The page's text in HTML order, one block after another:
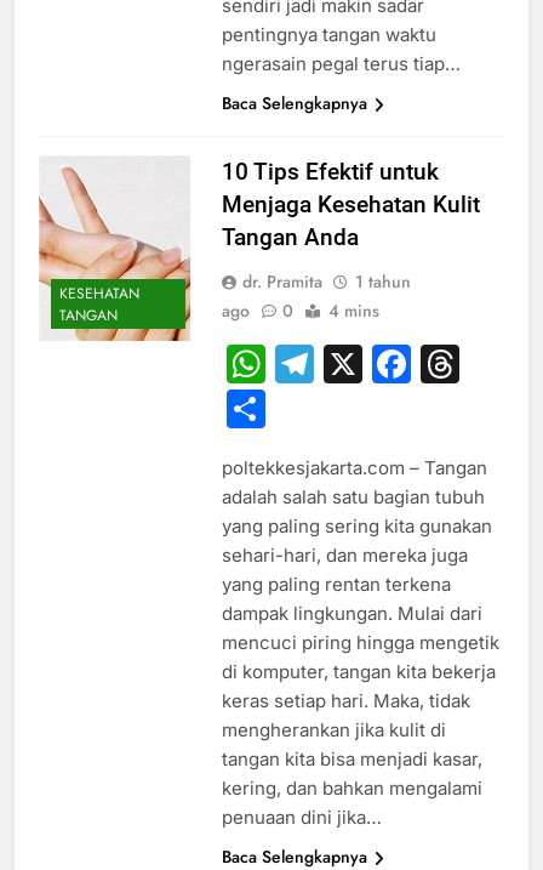
sendiri jadi makin sadar
pentingnya tangan waktu
ngerasain pegal terus tiap…
Baca Selengkapnya
KESEHATAN
TANGAN
10 Tips Efektif untuk
Menjaga Kesehatan Kulit
Tangan Anda
dr. Pramita
1 tahun
ago
0 4 mins
WhatsApp
Telegram
X
Share
poltekkesjakarta.com – Tangan
adalah salah satu bagian tubuh
yang paling sering kita gunakan
sehari-hari, dan mereka juga
yang paling rentan terkena
dampak lingkungan. Mulai dari
mencuci piring hingga mengetik
di komputer, tangan kita bekerja
keras setiap hari. Maka, tidak
mengherankan jika kulit di
tangan kita bisa menjadi kasar,
kering, dan bahkan mengalami
penuaan dini jika…
Baca Selengkapnya